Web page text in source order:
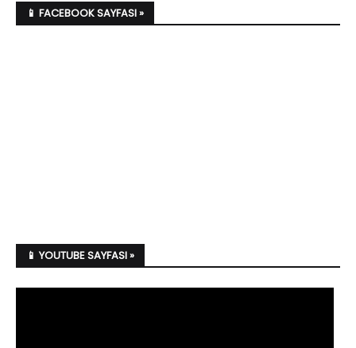
📱 FACEBOOK SAYFASI »
📱 YOUTUBE SAYFASI »